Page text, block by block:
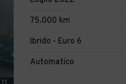
75.000 km
Ibrido - Euro 6
Automatico